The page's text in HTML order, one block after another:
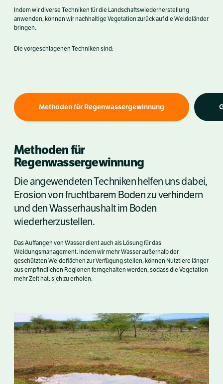
Indem wir diverse Techniken für die Landschaftswiederherstellung
anwenden, können wir nachhaltige Vegetation zurück auf die Weideländer
bringen.
Die vorgeschlagenen Techniken sind:
Methoden für Regenwassergewinnung
Methoden für
Regenwassergewinnung
Die angewendeten Techniken helfen uns dabei,
Erosion von fruchtbarem Boden zu verhindern
und den Wasserhaushalt im Boden
wiederherzustellen.
Das Auffangen von Wasser dient auch als Lösung für das
Weidungsmanagement. Indem wir mehr Wasser außerhalb der
geschützten Weideflächen zur Verfügung stellen, können Nutztiere länger
aus empfindlichen Regionen ferngehalten werden, sodass die Vegetation
mehr Zeit hat, sich zu erholen.